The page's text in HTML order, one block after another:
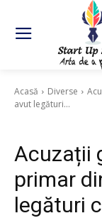
Acasă Diverse
avut legături...
Acuzații
primar
legături